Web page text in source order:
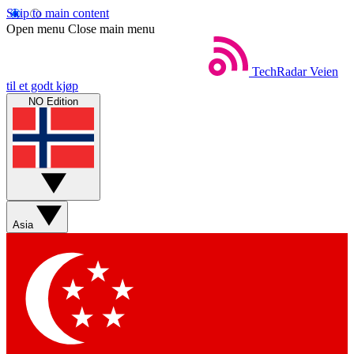
Skip to main content
Open menu Close main menu
TechRadar Veien
til et godt kjøp
NO Edition
Asia